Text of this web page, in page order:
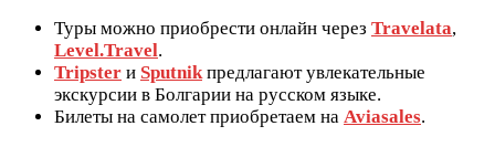
Туры можно приобрести онлайн через Travelata,
Level.Travel.
Tripster и Sputnikпредлагают увлекательные
экскурсии в Болгарии на русском языке.
Билеты на самолет приобретаем на Aviasales.